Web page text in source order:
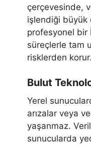
çerçevesinde,
işlendiği büyük
profesyonel bir
süreçlerle tam
risklerden korur.
Bulut
Yerel
arızalar veya
yaşanmaz.
sunucularda